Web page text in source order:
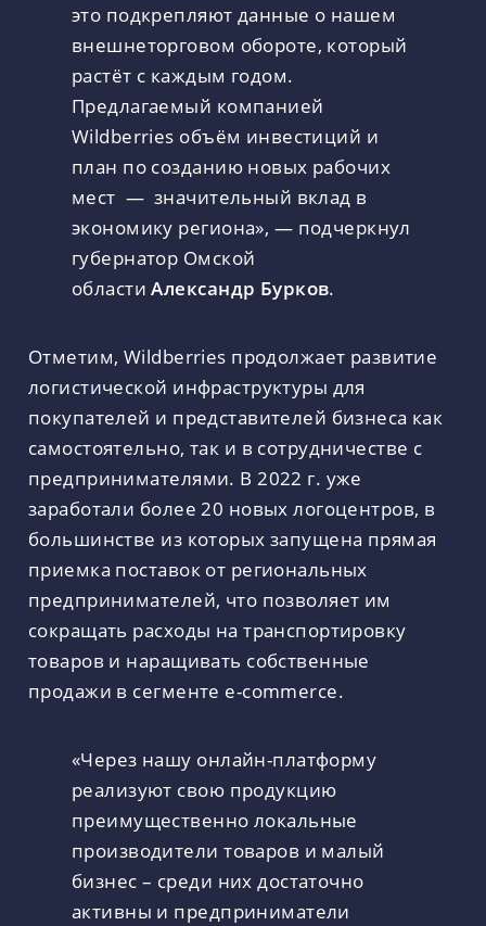
это подкрепляют данные о нашем
внешнеторговом обороте, который
растёт с каждым годом.
Предлагаемый компанией
Wildberries объём инвестиций и
план по созданию новых рабочих
мест — значительный вклад в
экономику региона», — подчеркнул
губернатор Омской
областиАлександр Бурков.
Отметим, Wildberries продолжает развитие
логистической инфраструктуры для
покупателей и представителей бизнеса как
самостоятельно, так и в сотрудничестве с
предпринимателями. В 2022 г. уже
заработали более 20 новых логоцентров, в
большинстве из которых запущена прямая
приемка поставок от региональных
предпринимателей, что позволяет им
сокращать расходы на транспортировку
товаров и наращивать собственные
продажи в сегменте e-commerce.
«Через нашу онлайн-платформу
реализуют свою продукцию
преимущественно локальные
производители товаров и малый
бизнес – среди них достаточно
активны и предприниматели